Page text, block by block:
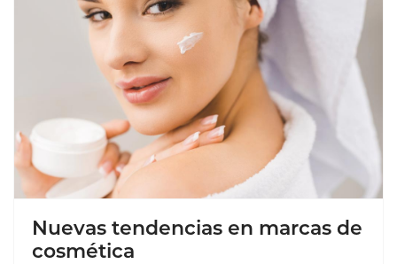
Nuevas tendencias en marcas de
cosmética